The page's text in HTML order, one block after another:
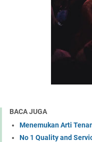
BACA JUGA
Menemukan Arti
No 1 Quality and